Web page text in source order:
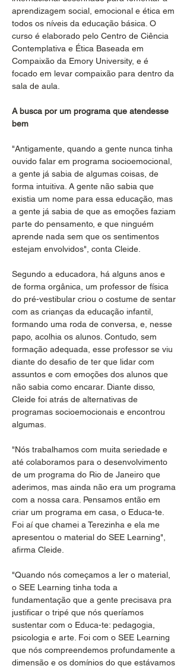
aprendizagem social, emocional e ética em
todos os níveis da educação básica. O
curso é elaborado pelo Centro de Ciência
Contemplativa e Ética Baseada em
Compaixão da Emory University, e é
focado em levar compaixão para dentro da
sala de aula.
A busca por um programa que atendesse
bem
"Antigamente, quando a gente nunca tinha
ouvido falar em programa socioemocional,
a gente já sabia de algumas coisas, de
forma intuitiva. A gente não sabia que
existia um nome para essa educação, mas
a gente já sabia de que as emoções faziam
parte do pensamento, e que ninguém
aprende nada sem que os sentimentos
estejam envolvidos", conta Cleide.
Segundo a educadora, há alguns anos e
de forma orgânica, um professor de física
do pré-vestibular criou o costume de sentar
com as crianças da educação infantil,
formando uma roda de conversa, e, nesse
papo, acolhia os alunos. Contudo, sem
formação adequada, esse professor se viu
diante do desafio de ter que lidar com
assuntos e com emoções dos alunos que
não sabia como encarar. Diante disso,
Cleide foi atrás de alternativas de
programas socioemocionais e encontrou
algumas.
"Nós trabalhamos com muita seriedade e
até colaboramos para o desenvolvimento
de um programa do Rio de Janeiro que
aderimos, mas ainda não era um programa
com a nossa cara. Pensamos então em
criar um programa em casa, o Educa-te.
Foi aí que chamei a Terezinha e ela me
apresentou o material do SEE Learning",
afirma Cleide.
"Quando nós começamos a ler o material,
o SEE Learning tinha toda a
fundamentação que a gente precisava pra
justificar o tripé que nós queríamos
sustentar com o Educa-te: pedagogia,
psicologia e arte. Foi com o SEE Learning
que nós compreendemos profundamente a
dimensão e os domínios do que estávamos